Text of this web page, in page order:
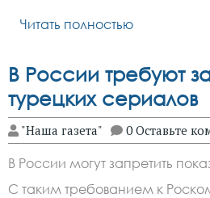
Читать полностью
В России требуют
турецких сериалов
"Наша газета" 0 Оставьте
В России могут запретить
С таким требованием к